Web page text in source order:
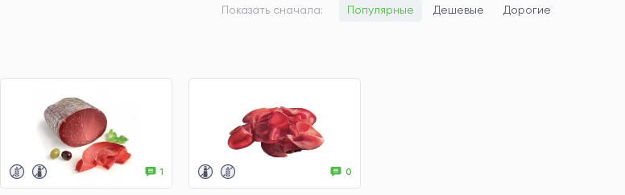
Показать сначала: Популярные Дешевые Дорогие
1 0